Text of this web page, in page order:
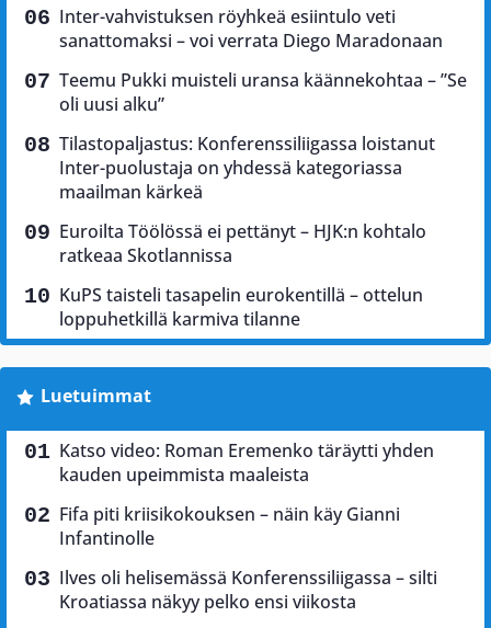
Inter-vahvistuksen röyhkeä esiintulo veti
sanattomaksi – voi verrata Diego Maradonaan
Teemu Pukki muisteli uransa käännekohtaa – ”Se
oli uusi alku”
Tilastopaljastus: Konferenssiliigassa loistanut
Inter-puolustaja on yhdessä kategoriassa
maailman kärkeä
Euroilta Töölössä ei pettänyt – HJK:n kohtalo
ratkeaa Skotlannissa
KuPS taisteli tasapelin eurokentillä – ottelun
loppuhetkillä karmiva tilanne
Luetuimmat
Katso video: Roman Eremenko täräytti yhden
kauden upeimmista maaleista
Fifa piti kriisikokouksen – näin käy Gianni
Infantinolle
Ilves oli helisemässä Konferenssiliigassa – silti
Kroatiassa näkyy pelko ensi viikosta